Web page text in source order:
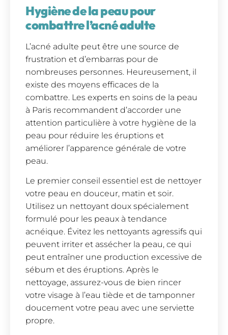
Hygiène de la peau pour
combattre l’acné adulte
L’acné adulte peut être une source de
frustration et d’embarras pour de
nombreuses personnes. Heureusement, il
existe des moyens efficaces de la
combattre. Les experts en soins de la peau
à Paris recommandent d’accorder une
attention particulière à votre hygiène de la
peau pour réduire les éruptions et
améliorer l’apparence générale de votre
peau.
Le premier conseil essentiel est de nettoyer
votre peau en douceur, matin et soir.
Utilisez un nettoyant doux spécialement
formulé pour les peaux à tendance
acnéique. Évitez les nettoyants agressifs qui
peuvent irriter et assécher la peau, ce qui
peut entraîner une production excessive de
sébum et des éruptions. Après le
nettoyage, assurez-vous de bien rincer
votre visage à l’eau tiède et de tamponner
doucement votre peau avec une serviette
propre.